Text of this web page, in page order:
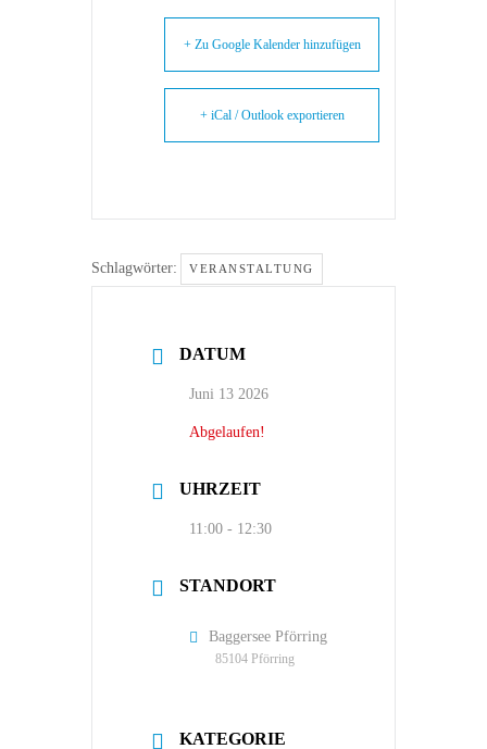
+ Zu Google Kalender hinzufügen
+ iCal / Outlook exportieren
Schlagwörter: VERANSTALTUNG
DATUM
Juni 13 2026
Abgelaufen!
UHRZEIT
11:00 - 12:30
STANDORT
Baggersee Pförring
85104 Pförring
KATEGORIE